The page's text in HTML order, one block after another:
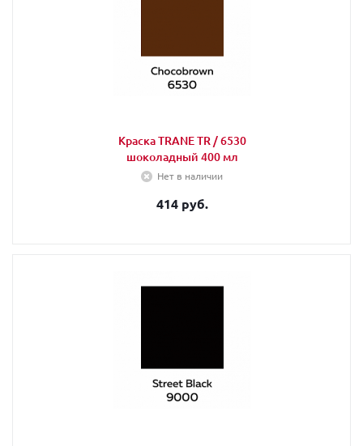
Краска TRANE TR / 6530
шоколадный 400 мл
Нет в наличии
414 руб.